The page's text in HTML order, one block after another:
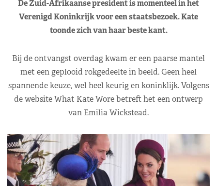
De Zuid-Afrikaanse president is momenteel in het
Verenigd Koninkrijk voor een staatsbezoek. Kate
toonde zich van haar beste kant.
Bij de ontvangst overdag kwam er een paarse mantel
met een geplooid rokgedeelte in beeld. Geen heel
spannende keuze, wel heel keurig en koninklijk. Volgens
de website What Kate Wore betreft het een ontwerp
van Emilia Wickstead.